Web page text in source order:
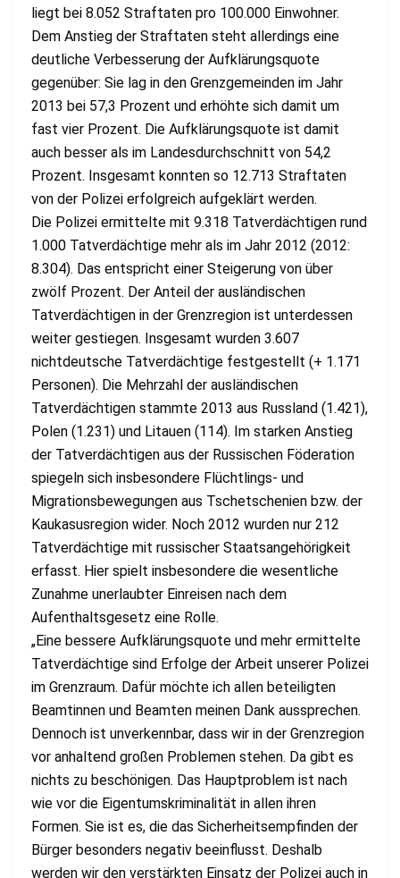
liegt bei 8.052 Straftaten pro 100.000 Einwohner.
Dem Anstieg der Straftaten steht allerdings eine
deutliche Verbesserung der Aufklärungsquote
gegenüber: Sie lag in den Grenzgemeinden im Jahr
2013 bei 57,3 Prozent und erhöhte sich damit um
fast vier Prozent. Die Aufklärungsquote ist damit
auch besser als im Landesdurchschnitt von 54,2
Prozent. Insgesamt konnten so 12.713 Straftaten
von der Polizei erfolgreich aufgeklärt werden.
Die Polizei ermittelte mit 9.318 Tatverdächtigen rund
1.000 Tatverdächtige mehr als im Jahr 2012 (2012:
8.304). Das entspricht einer Steigerung von über
zwölf Prozent. Der Anteil der ausländischen
Tatverdächtigen in der Grenzregion ist unterdessen
weiter gestiegen. Insgesamt wurden 3.607
nichtdeutsche Tatverdächtige festgestellt (+ 1.171
Personen). Die Mehrzahl der ausländischen
Tatverdächtigen stammte 2013 aus Russland (1.421),
Polen (1.231) und Litauen (114). Im starken Anstieg
der Tatverdächtigen aus der Russischen Föderation
spiegeln sich insbesondere Flüchtlings- und
Migrationsbewegungen aus Tschetschenien bzw. der
Kaukasusregion wider. Noch 2012 wurden nur 212
Tatverdächtige mit russischer Staatsangehörigkeit
erfasst. Hier spielt insbesondere die wesentliche
Zunahme unerlaubter Einreisen nach dem
Aufenthaltsgesetz eine Rolle.
„Eine bessere Aufklärungsquote und mehr ermittelte
Tatverdächtige sind Erfolge der Arbeit unserer Polizei
im Grenzraum. Dafür möchte ich allen beteiligten
Beamtinnen und Beamten meinen Dank aussprechen.
Dennoch ist unverkennbar, dass wir in der Grenzregion
vor anhaltend großen Problemen stehen. Da gibt es
nichts zu beschönigen. Das Hauptproblem ist nach
wie vor die Eigentumskriminalität in allen ihren
Formen. Sie ist es, die das Sicherheitsempfinden der
Bürger besonders negativ beeinflusst. Deshalb
werden wir den verstärkten Einsatz der Polizei auch in